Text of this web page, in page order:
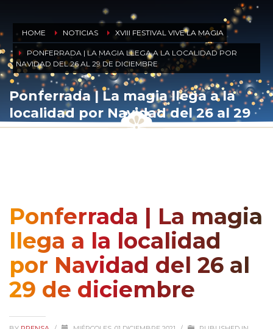
HOME NOTICIAS XVIII FESTIVAL VIVE LA MAGIA
PONFERRADA | LA MAGIA LLEGA A LA LOCALIDAD POR
NAVIDAD DEL 26 AL 29 DE DICIEMBRE
Ponferrada | La magia llega a la
localidad por Navidad del 26 al 29
de diciembre
Ponferrada | La magia
llega a la localidad
por Navidad del 26 al
29 de diciembre